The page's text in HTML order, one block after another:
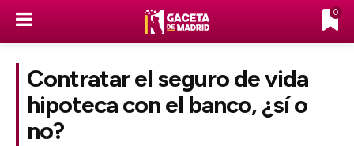
0
Contratar el seguro de vida
hipoteca con el banco, ¿sí o
no?